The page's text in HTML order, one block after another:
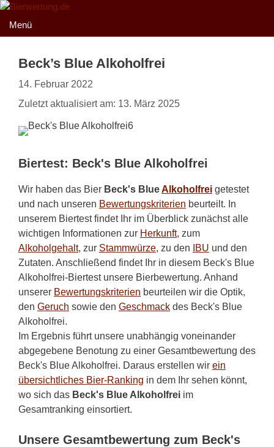
Zum
Inhalt
springen
Menü
Beck’s Blue Alkoholfrei
14. Februar 2022
Zuletzt aktualisiert am: 13. März 2025
Biertest: Beck's Blue Alkoholfrei
Wir haben das Bier Beck's BlueAlkoholfrei getestet
und nach unseren Bewertungskriterien beurteilt. In
unserem Biertest findet Ihr im Überblick zunächst alle
wichtigen Informationen zur Herkunft, zum
Alkoholgehalt, zur Stammwürze, zu den IBU und den
Zutaten. Anschließend findet Ihr in diesem Beck's Blue
Alkoholfrei-Biertest unsere Bierbewertung. Anhand
unserer Bewertungskriterien beurteilen wir die Optik,
den Geruch sowie den Geschmack des Beck's Blue
Alkoholfrei.
Im Ergebnis führt unsere unabhängig voneinander
abgegebene Benotung zu einer Gesamtbewertung des
Beck's Blue Alkoholfrei. Daraus erstellen wir ein
übersichtliches Bier-Ranking in dem Ihr sehen könnt,
wo sich das Beck's Blue Alkoholfrei im
Gesamtranking einsortiert.
Unsere Gesamtbewertung zum Beck's